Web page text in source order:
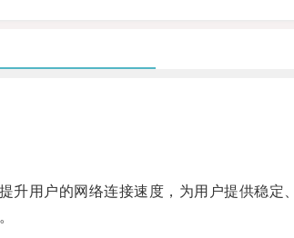
用户的网络连接速度，为用户提供稳定